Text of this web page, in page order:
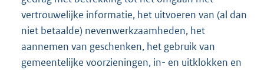
vertrouwelijke informatie, het uitvoeren van (al dan
niet betaalde) nevenwerkzaamheden, het
aannemen van geschenken, het gebruik van
gemeentelijke voorzieningen, in- en uitklokken en